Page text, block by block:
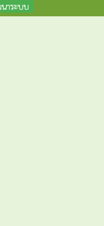
าระบบ